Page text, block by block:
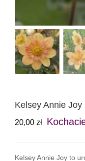
Kelsey Annie Joy
20,00 zł
Kelsey Annie Joy to